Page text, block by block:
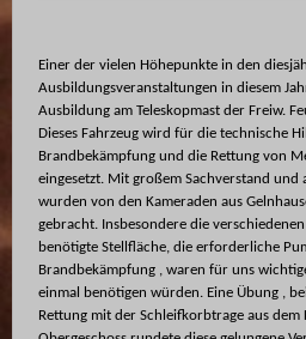
Einer der vielen Höhepunkte in den
Ausbildungsveranstaltungen in diesem
Ausbildung am Teleskopmast der Freiw.
Dieses Fahrzeug wird für die technische
Brandbekämpfung und die Rettung von
eingesetzt. Mit großem Sachverstand und
wurden von den Kameraden aus
gebracht. Insbesondere die
benötigte Stellfläche, die erforderliche
Brandbekämpfung , waren für uns
einmal benötigen würden. Eine Übung ,
Rettung mit der Schleifkorbtrage aus dem